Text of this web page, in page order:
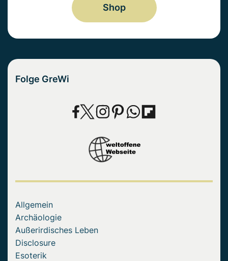
Shop
Folge GreWi
Allgemein
Archäologie
Außerirdisches Leben
Disclosure
Esoterik